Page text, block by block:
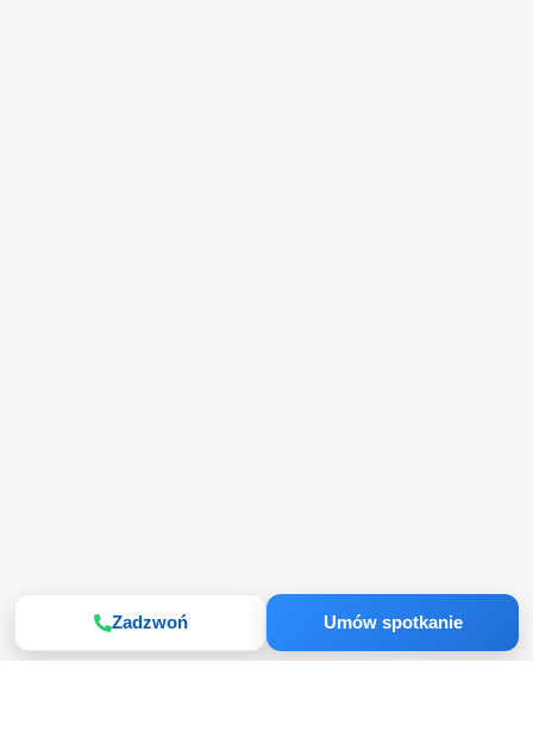
Zadzwoń Umów spotkanie